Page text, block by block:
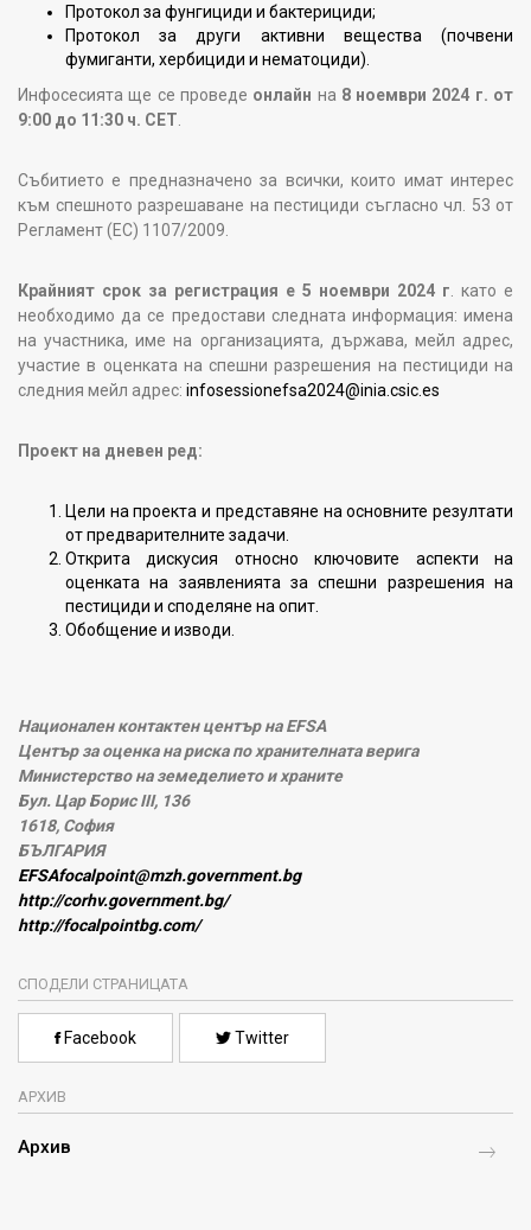
Протокол за фунгициди и бактерициди;
Протокол за други активни вещества (почвени
фумиганти, хербициди и нематоциди).
Инфосесията ще се проведе онлайн на 8 ноември 2024 г. от
9:00 до 11:30 ч. CET
Събитието е предназначено за всички, които имат интерес
към спешното разрешаване на пестициди съгласно чл. 53 от
Регламент (ЕС) 1107/2009.
Крайният срок за регистрация е 5 ноември 2024 г . като е
необходимо да се предостави следната информация: имена
на участника, име на организацията, държава, мейл адрес,
участие в оценката на спешни разрешения на пестициди на
следния мейл адрес: infosessionefsa2024@inia.csic.es
Проект на дневен ред:
Цели на проекта и представяне на основните резултати
от предварителните задачи.
Открита дискусия относно ключовите аспекти на
оценката на заявленията за спешни разрешения на
пестициди и споделяне на опит.
Обобщение и изводи.
Национален контактен център на EFSA
Център за оценка на риска по хранителната верига
Министерство на земеделието и храните
Бул. Цар Борис III, 136
1618, София
БЪЛГАРИЯ
EFSAfocalpoint@mzh.government.bg
http://corhv.government.bg/
http://focalpointbg.com/
СПОДЕЛИ СТРАНИЦАТА
Facebook Twitter
АРХИВ
Архив